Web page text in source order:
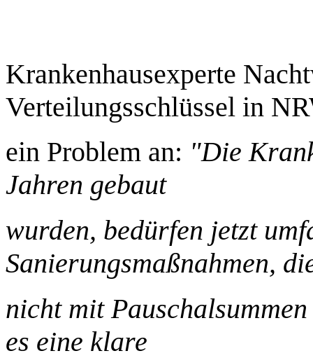
Krankenhausexperte
Verteilungsschlüssel in
ein Problem an: "Die
Jahren gebaut
wurden, bedürfen jetzt
Sanierungsmaßnahmen,
nicht mit
es eine klare